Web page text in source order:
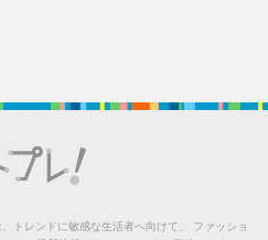
トレンドに敏感な生活者へ向けて、
ファッショ